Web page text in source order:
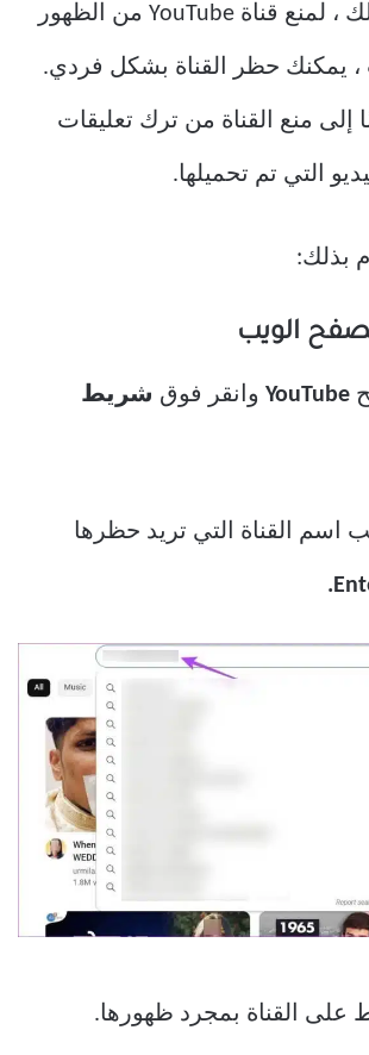
نتائج البحث. لذلك ، لمنع قناة YouTube من الظهور
، يمكنك حظر القناة بشكل فردي.
إلى منع القناة من ترك تعليقات
التي تم تحميلها.
بذلك:
الويب
YouTube وانقر فوق شريط
اسم القناة التي تريد حظرها
على القناة بمجرد ظهورها.